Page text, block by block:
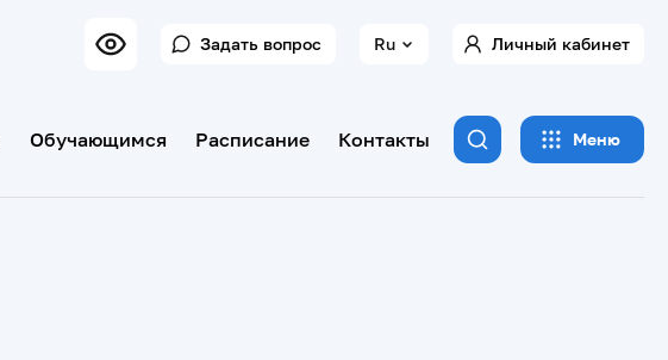
Задать вопрос Ru Личный кабинет
Обучающимся Расписание Контакты Меню